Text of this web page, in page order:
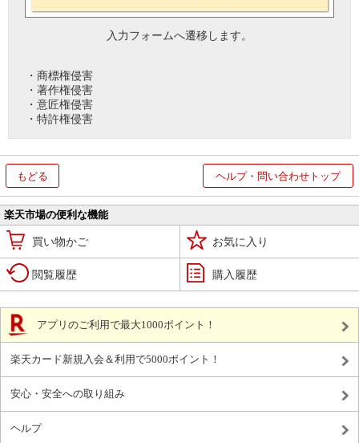
入力フォームへ遷移します。
・商標権侵害
・著作権侵害
・意匠権侵害
・特許権侵害
もどる ヘルプ・問い合わせトップ
楽天市場の便利な機能
買い物かご お気に入り
閲覧履歴 購入履歴
アプリのご利用で最大1000ポイント！
楽天カード新規入会＆利用で5000ポイント！
安心・安全への取り組み
ヘルプ